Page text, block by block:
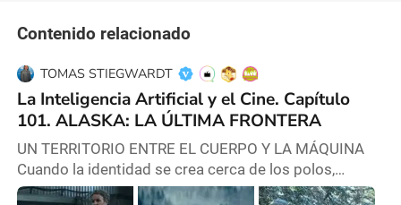
Contenido relacionado
TOMAS STIEGWARDT
La Inteligencia Artificial y el Cine. Capítulo
101. ALASKA: LA ÚLTIMA FRONTERA
UN TERRITORIO ENTRE EL CUERPO Y LA MÁQUINA
Cuando la identidad se crea cerca de los polos,
sucede algo tan inesperado como previsible… sí claro,